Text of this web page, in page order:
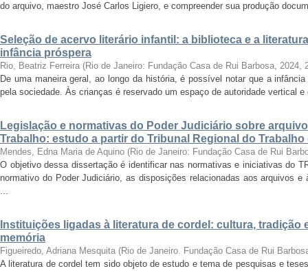
do arquivo, maestro José Carlos Ligiero, e compreender sua produção
Seleção de acervo literário infantil: a biblioteca e a
infância próspera
Rio, Beatriz Ferreira (Rio de Janeiro: Fundação Casa de Rui Barbosa, 2024,
De uma maneira geral, ao longo da história, é possível notar que a
pela sociedade. Às crianças é reservado um espaço de autoridade vertical
Legislação e normativas do Poder Judiciário sobre
Trabalho: estudo a partir do Tribunal Regional do Trabalho
Mendes, Edna Maria de Aquino (Rio de Janeiro: Fundação Casa de Rui
O objetivo dessa dissertação é identificar nas normativas e iniciativas do
normativo do Poder Judiciário, as disposições relacionadas aos arquivos e
...
Instituições ligadas à literatura de cordel: cultura, tradição
memória
Figueiredo, Adriana Mesquita (Rio de Janeiro. Fundação Casa de Rui
A literatura de cordel tem sido objeto de estudo e tema de pesquisas e